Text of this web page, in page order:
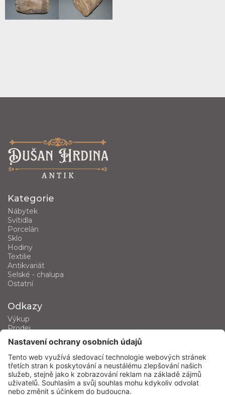
Kategorie
Nábytek
Svítidla
Porcelán
Sklo
Hodiny
Textilie
Antikvariát
Selské - chalupa
Ostatní
Odkazy
Výkup
Prodej
Kategorie produktů
Kontakt
Kontaktujte nás
phone +420 602 460 751
mail dusan.hrdina@seznam.cz